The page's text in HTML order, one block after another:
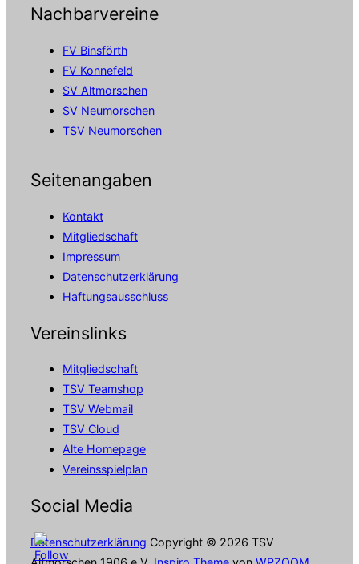
Nachbarvereine
FV Binsförth
FV Konnefeld
SV Altmorschen
SV Neumorschen
TSV Neumorschen
Seitenangaben
Kontakt
Mitgliedschaft
Impressum
Datenschutzerklärung
Haftungsausschluss
Vereinslinks
Mitgliedschaft
TSV Teamshop
TSV Webmail
TSV Cloud
Alte Homepage
Vereinsspielplan
Social Media
Datenschutzerklärung Copyright © 2026 TSV